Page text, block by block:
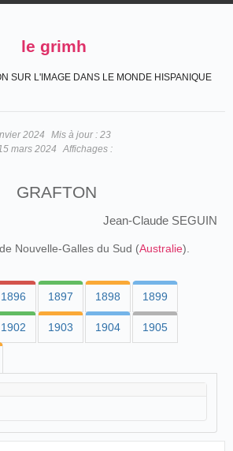
le grimh
SUR L'IMAGE DANS LE MONDE HISPANIQUE
2024 Mis à jour : 23
mars 2024
Affichages :
GRAFTON
Jean-Claude SEGUIN
Nouvelle-Galles du Sud (Australie).
1896 1897 1898 1899
1902 1903 1904 1905